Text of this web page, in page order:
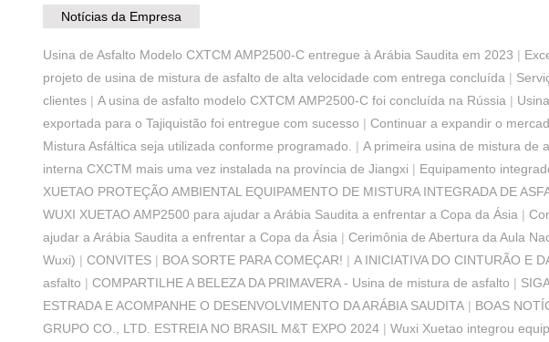
Notícias da Empresa
Usina de Asfalto Modelo CXTCM AMP2500-C entregue à Arábia Saudita em 2023 |
projeto de usina de mistura de asfalto de alta velocidade com entrega concluída |
clientes | A usina de asfalto modelo CXTCM AMP2500-C foi concluída na Rússia |
exportada para o Tajiquistão foi entregue com sucesso | Continuar a expandir o
Mistura Asfáltica seja utilizada conforme programado.
| A primeira usina de mistura de
interna CXCTM mais uma vez instalada na província de Jiangxi | Equipamento
XUETAO PROTEÇÃO AMBIENTAL EQUIPAMENTO DE MISTURA INTEGRADA DE
WUXI XUETAO AMP2500 para ajudar a Arábia Saudita a enfrentar a Copa da Ásia |
ajudar a Arábia Saudita a enfrentar a Copa da Ásia | Cerimônia de Abertura da Aula
Wuxi) | CONVITES | BOA SORTE PARA COMEÇAR! | A INICIATIVA DO CINTURÃO E
asfalto | COMPARTILHE A BELEZA DA PRIMAVERA - Usina de mistura de asfalto |
ESTRADA E ACOMPANHE O DESENVOLVIMENTO DA ARÁBIA SAUDITA | BOAS
GRUPO CO., LTD. ESTREIA NO BRASIL M&T EXPO 2024 | Wuxi Xuetao integrou